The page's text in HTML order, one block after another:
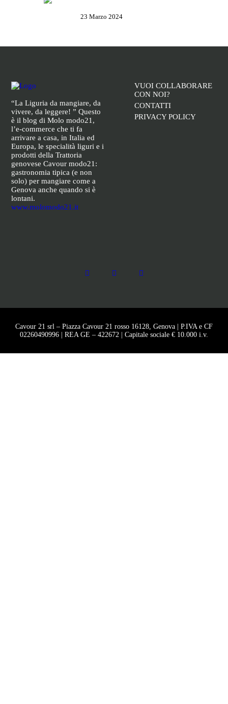
23 Marzo 2024
“La Liguria da mangiare, da
vivere, da leggere! ” Questo
è il blog di Molo modo21,
l’e-commerce che ti fa
arrivare a casa, in Italia ed
Europa, le specialità liguri e i
prodotti della Trattoria
genovese Cavour modo21:
gastronomia tipica (e non
solo) per mangiare come a
Genova anche quando si è
lontani.
www.molomodo21.it
VUOI COLLABORARE
CON NOI?
CONTATTI
PRIVACY POLICY
Cavour 21 srl – Piazza Cavour 21 rosso 16128, Genova | P.IVA e CF
02260490996 | REA GE – 422672 | Capitale sociale € 10.000 i.v.